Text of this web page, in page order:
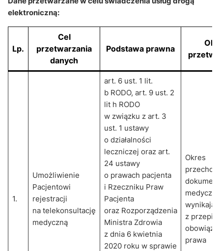
elektroniczną:
Lp.
Cel
przetwarzania
danych
Podstawa prawna
1.
Umożliwienie
Pacjentowi
rejestracji
na telekonsultację
medyczną
art. 6 ust. 1 lit.
b RODO, art. 9 ust. 2
lit h RODO
w związku z art. 3
ust. 1 ustawy
o działalności
leczniczej oraz art.
24 ustawy
o prawach pacjenta
i Rzeczniku Praw
Pacjenta
oraz Rozporządzenia
Ministra Zdrowia
z dnia 6 kwietnia
2020 roku w sprawie
Okres
z
prawa